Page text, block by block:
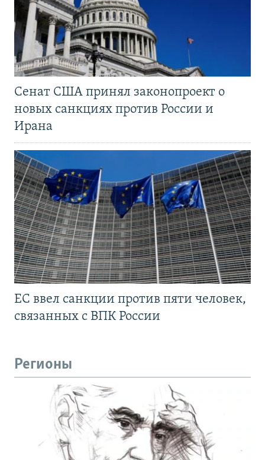
Сенат США принял законопроект о
новых санкциях против России и
Ирана
ЕС ввел санкции против пяти человек,
связанных с ВПК России
Регионы